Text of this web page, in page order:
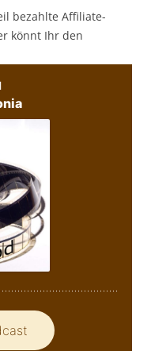
bezahlte Affiliate-
könnt Ihr den